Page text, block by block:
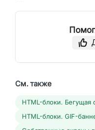
См. также
HTML-блоки. Бегущая
HTML-блоки. GIF-